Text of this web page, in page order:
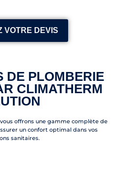
VOTRE DEVIS
DE PLOMBERIE
CLIMATHERM
offrons une gamme complète de
un confort optimal dans vos
sanitaires.